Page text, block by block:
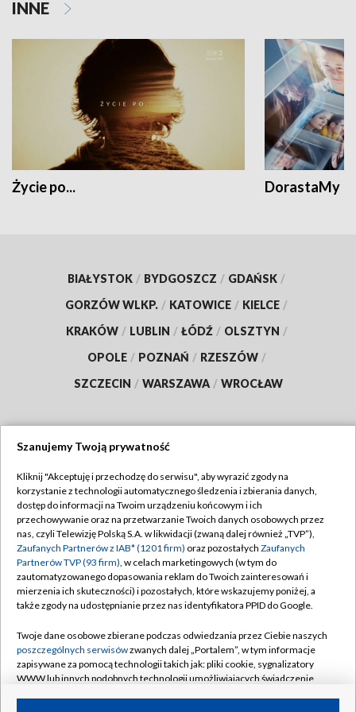
INNE
Życie po... DorastaMy
BIAŁYSTOK / BYDGOSZCZ / GDAŃSK /
GORZÓW WLKP. / KATOWICE / KIELCE /
KRAKÓW / LUBLIN / ŁÓDŹ / OLSZTYN /
OPOLE / POZNAŃ / RZESZÓW /
SZCZECIN / WARSZAWA / WROCŁAW
TVP
Abonament TVP
Emisja w TVP
Centrum informacji TVP
Naziemna Telewizja Cyfrowa
Rada Programowa
System NOS
Informacje o nadawcy
Regulamin TVP
Polityka prywatności
Moje zgody
Pomoc
Kontakt
Kanały
Szanujemy Twoją prywatność
Kliknij "Akceptuję i przechodzę do serwisu", aby wyrazić zgody na
korzystanie z technologii automatycznego śledzenia i zbierania danych,
dostęp do informacji na Twoim urządzeniu końcowym i ich
przechowywanie oraz na przetwarzanie Twoich danych osobowych przez
nas, czyli Telewizję Polską S.A. w likwidacji (zwaną dalej również „TVP”),
Zaufanych Partnerów z IAB* (1201 firm) oraz pozostałych Zaufanych
Partnerów TVP (93 firm), w celach marketingowych (w tym do
zautomatyzowanego dopasowania reklam do Twoich zainteresowań i
mierzenia ich skuteczności) i pozostałych, które wskazujemy poniżej, a
także zgody na udostępnianie przez nas identyfikatora PPID do Google.
Twoje dane osobowe zbierane podczas odwiedzania przez Ciebie naszych
poszczególnych serwisówzwanych dalej „Portalem”, w tym informacje
zapisywane za pomocą technologii takich jak: pliki cookie, sygnalizatory
WWW lub innych podobnych technologii umożliwiających świadczenie